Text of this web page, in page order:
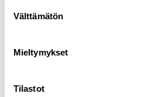
valinta
Välttämätön
Mieltymykset
Tilastot
Lue lisää »